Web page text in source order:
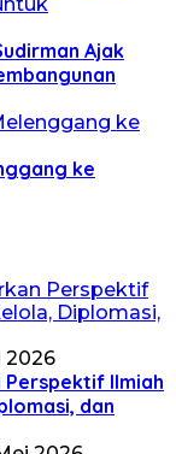
Ajak
ke
2026
Perspektif Ilmiah
dan